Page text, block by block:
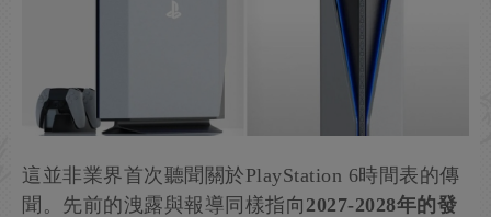
這並非業界首次聽聞關於PlayStation 6時間表的傳
聞。先前的洩露與報導同樣指向 2027-2028年的發